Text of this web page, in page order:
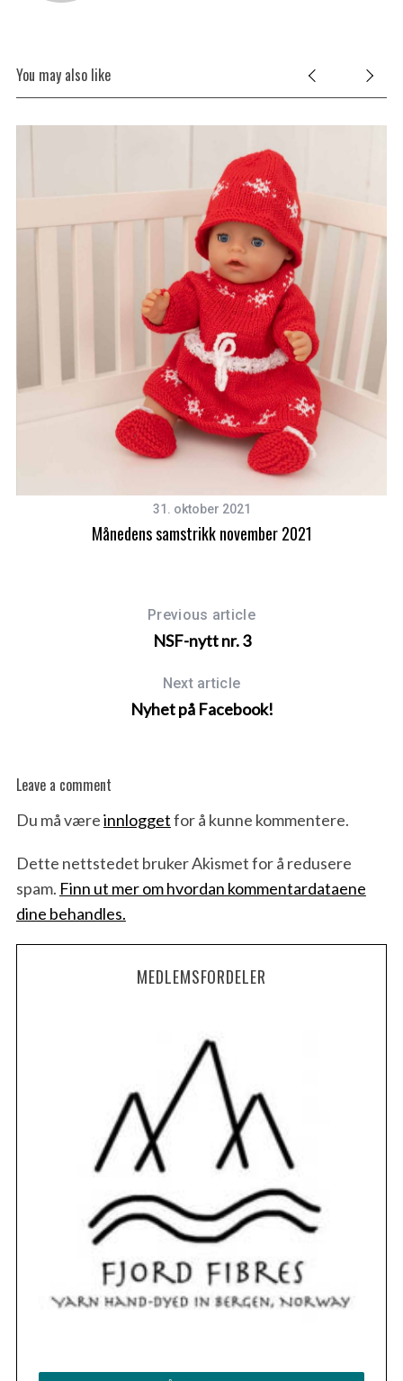
You may also like
31. oktober 2021
Månedens samstrikk november 2021
Previous article
NSF-nytt nr. 3
Next article
Nyhet på Facebook!
Leave a comment
Du må væreinnloggetfor å kunne kommentere.
Dette nettstedet bruker Akismet for å redusere
spam. Finn ut mer om hvordan kommentardataene
dine behandles.
MEDLEMSFORDELER
S
e
a
o